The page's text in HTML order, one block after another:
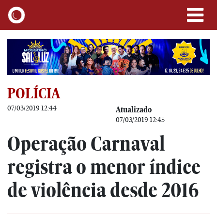
POLÍCIA
07/03/2019 12:44 Atualizado
07/03/2019 12:45
Operação Carnaval
registra o menor índice
de violência desde 2016